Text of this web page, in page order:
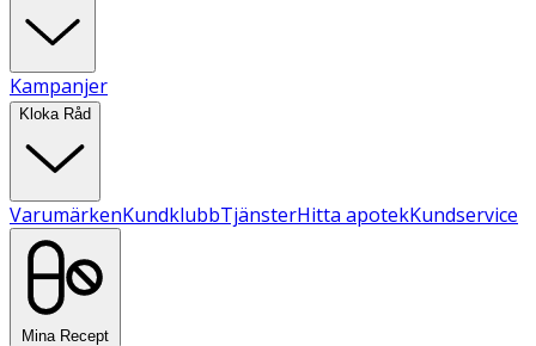
Kampanjer
Kloka Råd
VarumärkenKundklubbTjänsterHitta apotekKundservice
Mina Recept